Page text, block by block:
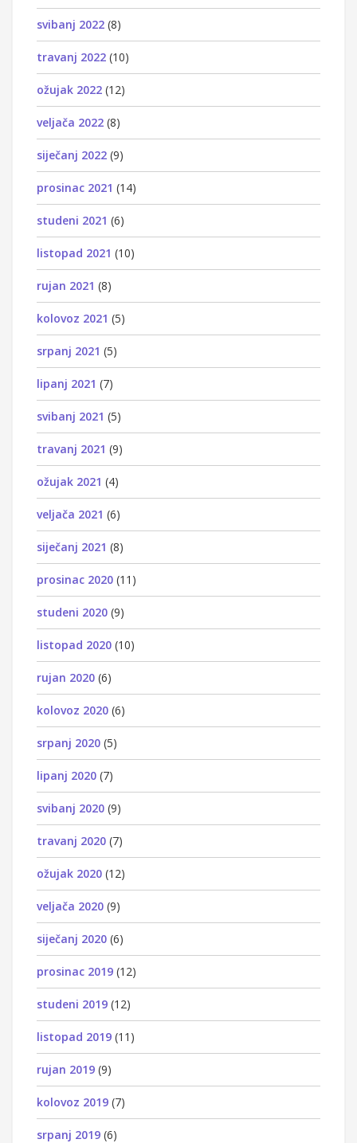
svibanj 2022 (8)
travanj 2022 (10)
ožujak 2022 (12)
veljača 2022 (8)
siječanj 2022 (9)
prosinac 2021 (14)
studeni 2021 (6)
listopad 2021 (10)
rujan 2021 (8)
kolovoz 2021 (5)
srpanj 2021 (5)
lipanj 2021 (7)
svibanj 2021 (5)
travanj 2021 (9)
ožujak 2021 (4)
veljača 2021 (6)
siječanj 2021 (8)
prosinac 2020 (11)
studeni 2020 (9)
listopad 2020 (10)
rujan 2020 (6)
kolovoz 2020 (6)
srpanj 2020 (5)
lipanj 2020 (7)
svibanj 2020 (9)
travanj 2020 (7)
ožujak 2020 (12)
veljača 2020 (9)
siječanj 2020 (6)
prosinac 2019 (12)
studeni 2019 (12)
listopad 2019 (11)
rujan 2019 (9)
kolovoz 2019 (7)
srpanj 2019 (6)